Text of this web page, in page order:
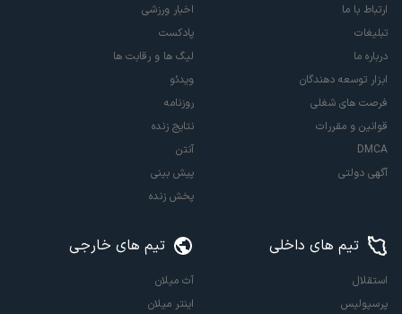
ارتباط با ما
تبلیغات
درباره ما
ابزار توسعه دهندگان
فرصت های شغلی
قوانین و مقررات
DMCA
آگهی دولتی
اخبار ورزشی
پادکست
لیگ ها و رقابت ها
ویدئو
روزنامه
نتایج زنده
آنتن
پیش بینی
پخش زنده
تیم های داخلی
استقلال
پرسپولیس
تیم های خارجی
آث میلان
اینتر میلان